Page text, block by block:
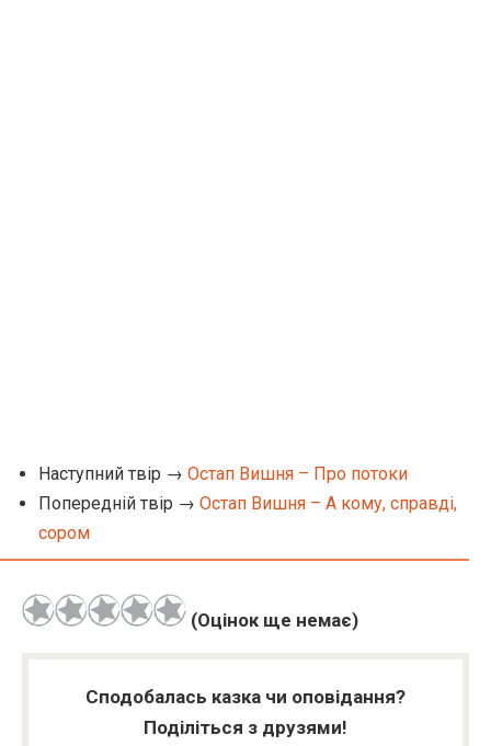
Наступний твір → Остап Вишня – Про потоки
Попередній твір → Остап Вишня – А кому, справді,
сором
(Оцінок ще немає)
Сподобалась казка чи оповідання?
Поділіться з друзями!